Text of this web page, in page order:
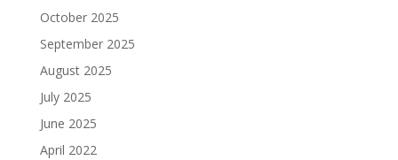
October 2025
September 2025
August 2025
July 2025
June 2025
April 2022